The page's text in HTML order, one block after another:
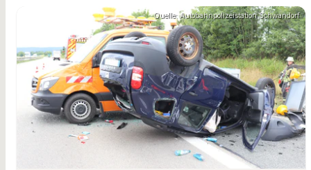
Quelle: Autobahnpolizeistation Schwandorf